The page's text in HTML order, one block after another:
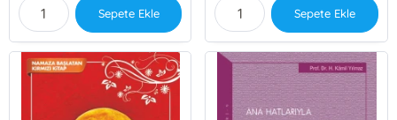
Sepete Ekle Sepete Ekle